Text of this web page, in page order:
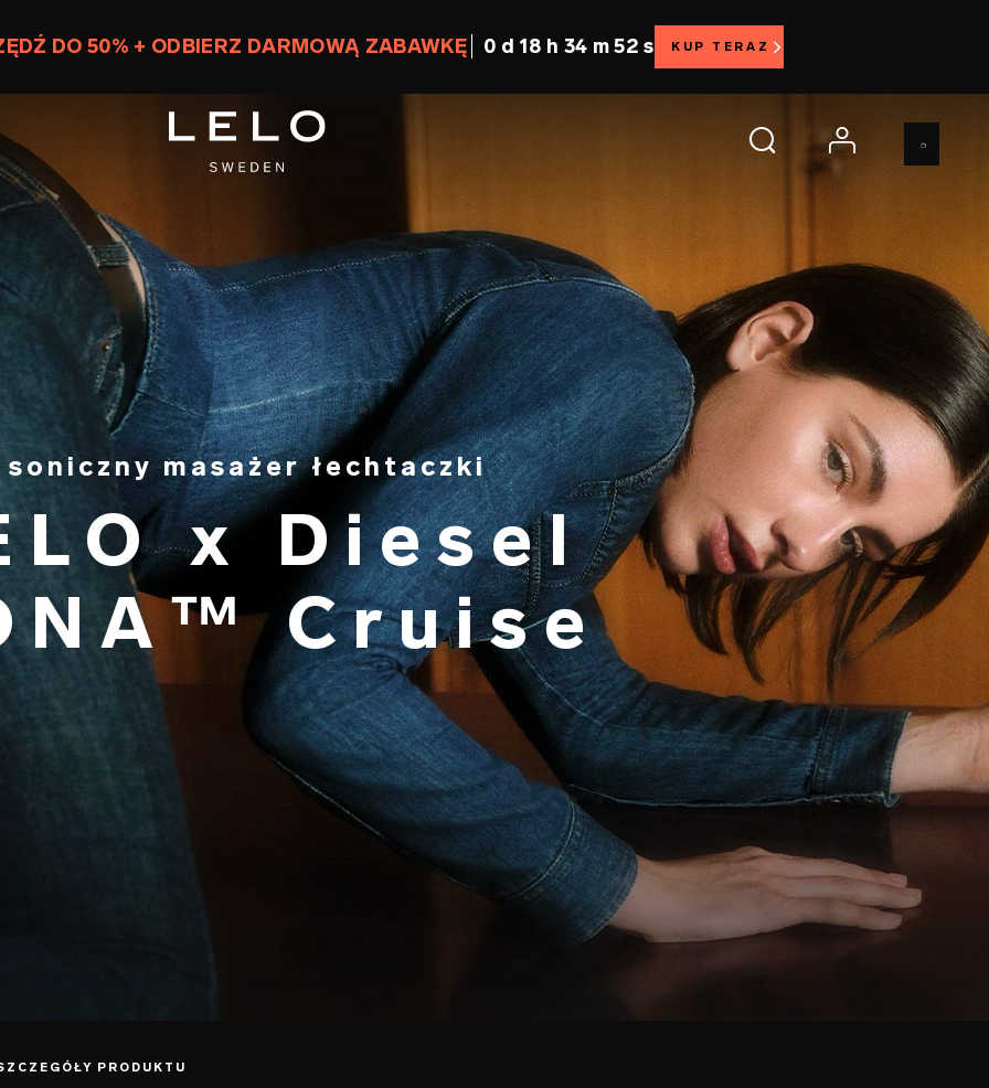
DO 50% + ODBIERZ DARMOWĄ ZABAWKĘ 0 d 18 h 34 m 50 s KUP TERAZ
account
soniczny masażer łechtaczki
x Diesel
Cruise
PRODUKTU